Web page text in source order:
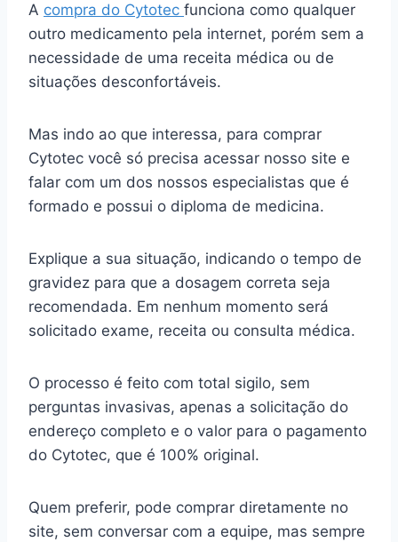
A compra do Cytotec funciona como qualquer
outro medicamento pela internet, porém sem a
necessidade de uma receita médica ou de
situações desconfortáveis.
Mas indo ao que interessa, para comprar
Cytotec você só precisa acessar nosso site e
falar com um dos nossos especialistas que é
formado e possui o diploma de medicina.
Explique a sua situação, indicando o tempo de
gravidez para que a dosagem correta seja
recomendada. Em nenhum momento será
solicitado exame, receita ou consulta médica.
O processo é feito com total sigilo, sem
perguntas invasivas, apenas a solicitação do
endereço completo e o valor para o pagamento
do Cytotec, que é 100% original.
Quem preferir, pode comprar diretamente no
site, sem conversar com a equipe, mas sempre